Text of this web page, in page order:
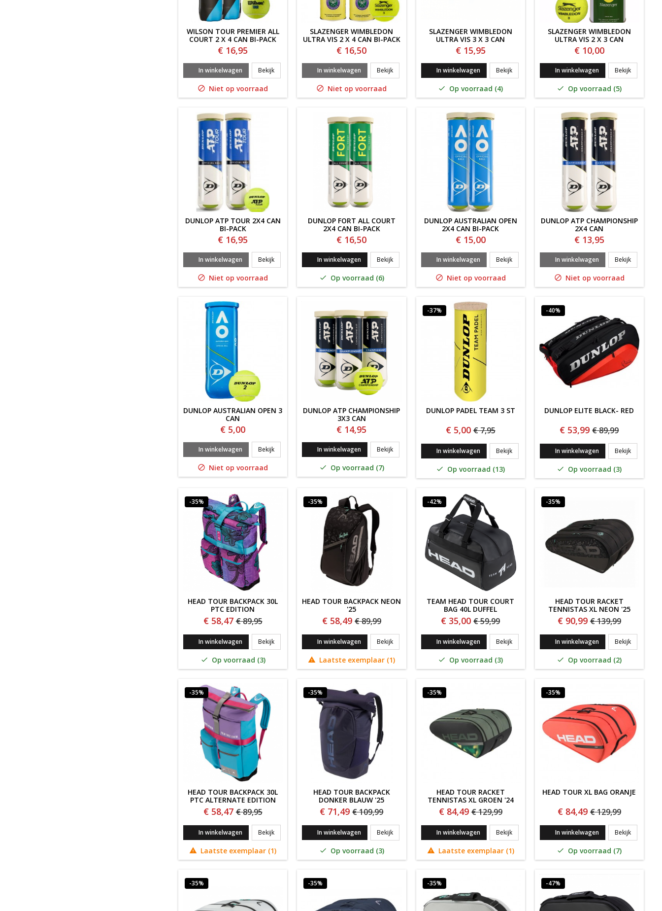
WILSON TOUR PREMIER ALL
COURT 2 X 4 CAN BI-PACK
€ 16,95
In winkelwagen BekijkWILSON TOUR PREMIER ALL COURT 2 x 4 CAN BI-PACK
 Niet op voorraad
SLAZENGER WIMBLEDON
ULTRA VIS 2 X 4 CAN BI-PACK
€ 16,50
In winkelwagen BekijkSLAZENGER WIMBLEDON ULTRA VIS 2 x 4 CAN BI-PACK
 Niet op voorraad
SLAZENGER WIMBLEDON
ULTRA VIS 3 X 3 CAN
€ 15,95
In winkelwagen BekijkSLAZENGER WIMBLEDON ULTRA VIS 3 x 3 CAN
 Op voorraad (4)
SLAZENGER WIMBLEDON
ULTRA VIS 2 X 3 CAN
€ 10,00
In winkelwagen Bekijk
 Op voorraad (5)
DUNLOP ATP TOUR 2X4 CAN
BI-PACK
€ 16,95
In winkelwagen BekijkDUNLOP ATP TOUR 2x4 CAN BI-PACK
 Niet op voorraad
DUNLOP FORT ALL COURT
2X4 CAN BI-PACK
€ 16,50
In winkelwagen BekijkDUNLOP FORT ALL COURT 2x4 CAN BI-PACK
 Op voorraad (6)
DUNLOP AUSTRALIAN OPEN
2X4 CAN BI-PACK
€ 15,00
In winkelwagen BekijkDUNLOP AUSTRALIAN OPEN 2X4 CAN BI-PACK
 Niet op voorraad
DUNLOP ATP CHAMPIONSHIP
2X4 CAN
€ 13,95
In winkelwagen BekijkDUNLOP
 Niet op voorraad
DUNLOP AUSTRALIAN OPEN 3
CAN
€ 5,00
In winkelwagen BekijkDUNLOP AUSTRALIAN OPEN 3 CAN
 Niet op voorraad
DUNLOP ATP CHAMPIONSHIP
3X3 CAN
€ 14,95
In winkelwagen BekijkDUNLOP ATP CHAMPIONSHIP 3x3 CAN
 Op voorraad (7)
-37%
DUNLOP PADEL TEAM 3 ST
€ 5,00 € 7,95
In winkelwagen BekijkDUNLOP PADEL TEAM 3 ST
 Op voorraad (13)
-40%
DUNLOP ELITE BLACK- RED
€ 53,99 € 89,99
In winkelwagen BekijkDunlop
 Op voorraad (3)
-35%
HEAD TOUR BACKPACK 30L
PTC EDITION
€ 58,47 € 89,95
In winkelwagen BekijkHEAD TOUR BACKPACK 30L PTC EDITION
 Op voorraad (3)
-35%
HEAD TOUR BACKPACK NEON
'25
€ 58,49 € 89,99
In winkelwagen BekijkHEAD Tour BACKPACK NEON '25
 Laatste exemplaar (1)
-42%
TEAM HEAD TOUR COURT
BAG 40L DUFFEL
€ 35,00 € 59,99
In winkelwagen BekijkTEAM HEAD Tour Court Bag 40L DUFFEL
 Op voorraad (3)
-35%
HEAD TOUR RACKET
TENNISTAS XL NEON '25
€ 90,99 € 139,99
In winkelwagen BekijkHEAD
 Op voorraad (2)
-35%
HEAD TOUR BACKPACK 30L
PTC ALTERNATE EDITION
€ 58,47 € 89,95
In winkelwagen BekijkHEAD TOUR BACKPACK 30L PTC ALTERNATE EDITION
 Laatste exemplaar (1)
-35%
HEAD TOUR BACKPACK
DONKER BLAUW '25
€ 71,49 € 109,99
In winkelwagen BekijkHEAD TOUR BACKPACK DONKER BLAUW '25
 Op voorraad (3)
-35%
HEAD TOUR RACKET
TENNISTAS XL GROEN '24
€ 84,49 € 129,99
In winkelwagen BekijkHEAD Tour Racket Tennistas XL GROEN '24
 Laatste exemplaar (1)
-35%
HEAD TOUR XL BAG ORANJE
€ 84,49 € 129,99
In winkelwagen BekijkHEAD Tour
 Op voorraad (7)
-35% -35% -35% -47%